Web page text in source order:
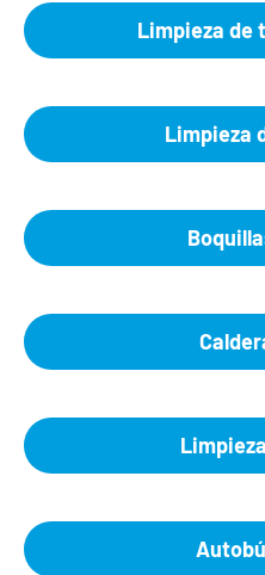
Limpieza de
Limpieza